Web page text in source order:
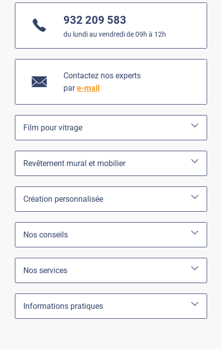
932 209 583
du lundi au vendredi de 09h à 12h
Contactez nos experts
pare-mail
Film pour vitrage
Revêtement mural et mobilier
Création personnalisée
Nos conseils
Nos services
Informations pratiques